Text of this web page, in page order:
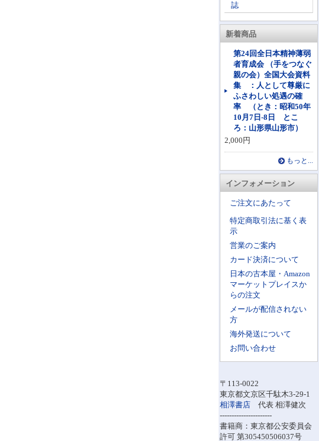
誌
新着商品
第24回全日本精神薄弱
者育成会 （手をつなぐ
親の会）全国大会資料
集 ：人として尊厳に
ふさわしい処遇の確
率 （とき：昭和50年
10月7日-8日 とこ
ろ：山形県山形市）
2,000円
もっと...
インフォメーション
ご注文にあたって
特定商取引法に基く表
示
営業のご案内
カード決済について
日本の古本屋・Amazon
マーケットプレイスか
らの注文
メールが配信されない
方
海外発送について
お問い合わせ
〒113-0022
東京都文京区千駄木3-29-1
相澤書店 代表 相澤健次
----------------------
書籍商：東京都公安委員会
許可 第305450506037号